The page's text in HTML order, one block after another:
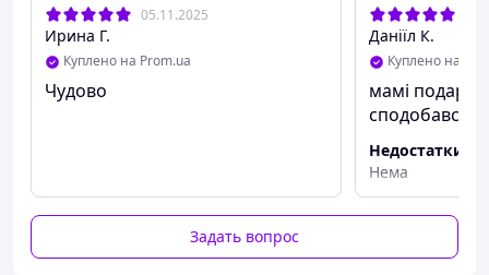
05.11.2025
Ирина Г.
Куплено на Prom.ua
Чудово
Даніїл К.
Куплено на
мамі
сподобався
Недостатки
Нема
Задать вопрос